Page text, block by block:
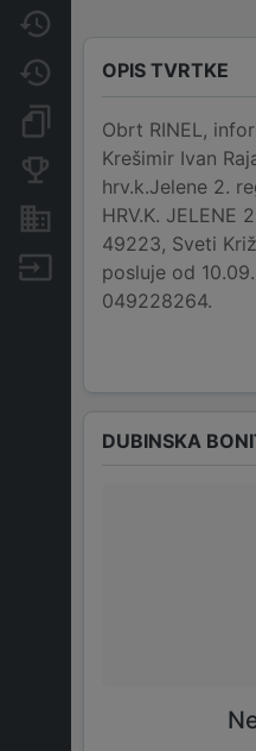
Promjene
Dokumenti i objave
Konkurentske tvrtke
Nekretnine i imovina
Izvoz
OPIS TVRTKE
Obrt RINEL,
Krešimir Ivan
hrv.k.Jelene 2.
HRV.K. JELENE
49223, Sveti
posluje od
049228264.
DUBINSKA